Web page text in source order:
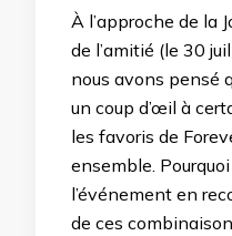
À l’approche de la
de l’amitié (le 30
nous avons pensé
un coup d’œil à
les favoris de
ensemble.
l’événement en
de ces